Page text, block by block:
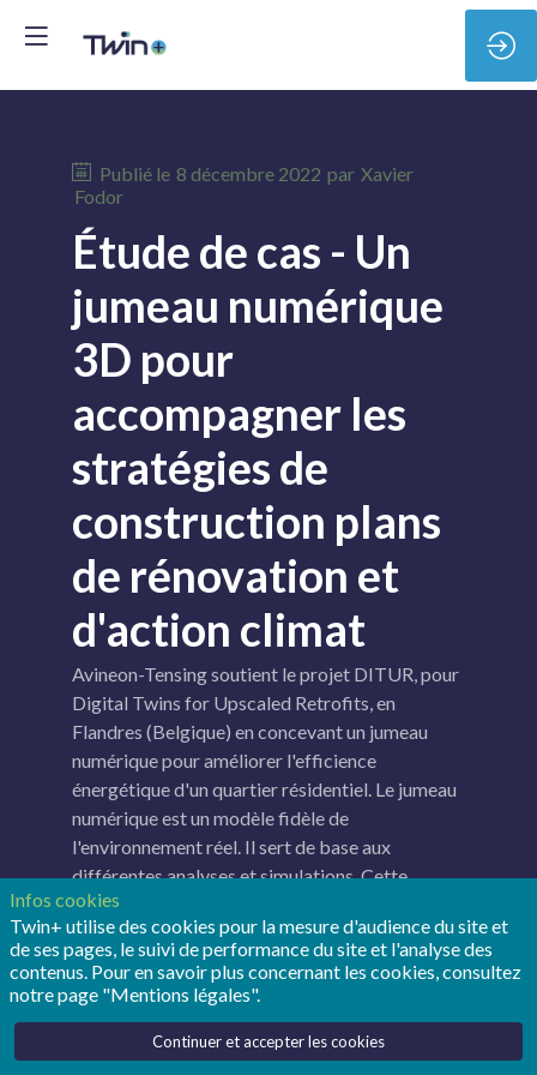
Publié le 8 décembre 2022 par Xavier
Fodor
Étude de cas - Un
jumeau numérique
3D pour
accompagner les
stratégies de
construction plans
de rénovation et
d'action climat
Avineon-Tensing soutient le projet DITUR, pour
Digital Twins for Upscaled Retrofits, en
Flandres (Belgique) en concevant un jumeau
numérique pour améliorer l'efficience
énergétique d'un quartier résidentiel. Le jumeau
numérique est un modèle fidèle de
l'environnement réel. Il sert de base aux
différentes analyses et simulations. Cette
synthèse (en anglais) présente l'étude de cas et
les premiers résultats.
Infos cookies
Twin+ utilise des cookies pour la mesure d'audience du site et
de ses pages, le suivi de performance du site et l'analyse des
contenus. Pour en savoir plus concernant les cookies, consultez
notre page "Mentions légales".
Continuer et accepter les cookies